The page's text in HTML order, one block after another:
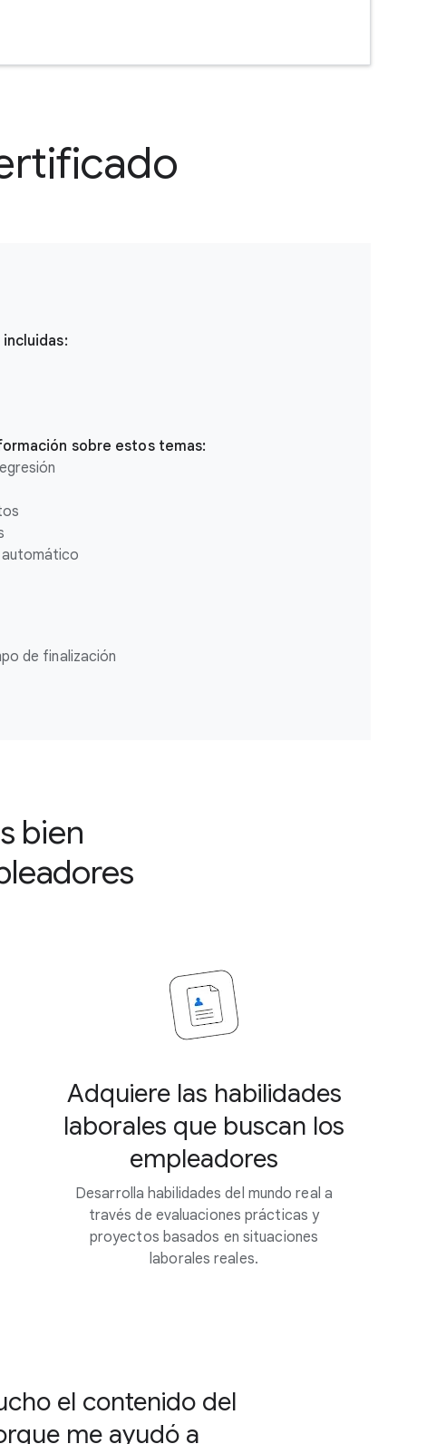
sobre estos temas:
automático
de finalización
bien
Adquiere las habilidades
laborales que buscan los
empleadores
Desarrolla habilidades del mundo real a
través de evaluaciones prácticas y
proyectos basados en situaciones
laborales reales.
el contenido del
me ayudó a